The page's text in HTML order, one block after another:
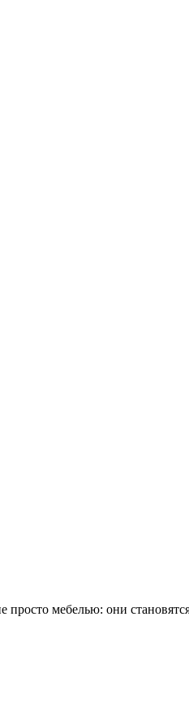
просто мебелью: они